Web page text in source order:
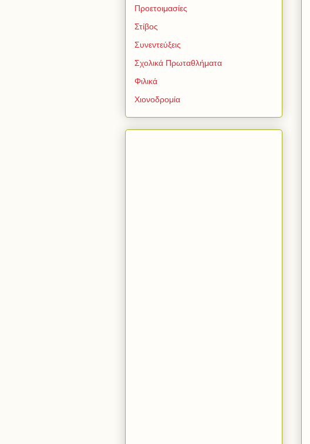
Προετοιμασίες
Στίβος
Συνεντεύξεις
Σχολικά Πρωταθλήματα
Φιλικά
Χιονοδρομία